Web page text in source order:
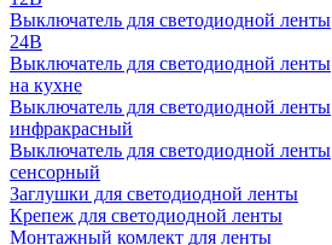
Выключатель для светодиодной ленты
24В
Выключатель для светодиодной ленты
на кухне
Выключатель для светодиодной ленты
инфракрасный
Выключатель для светодиодной ленты
сенсорный
Заглушки для светодиодной ленты
Крепеж для светодиодной ленты
Монтажный комлект для ленты